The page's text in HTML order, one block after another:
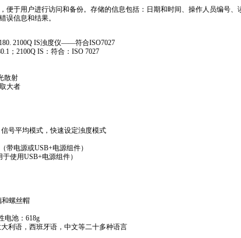
便于用户进行访问和备份。存储的信息包括：日期和时间、操作人员编号
误信息和结果。
2100Q IS浊度仪——符合ISO7027
；2100Q IS：符合：ISO 7027
散射
大者
号平均模式，快速设定浊度模式
带电源或USB+电源组件）
使用USB+电源组件）
和螺丝帽
电池：618g
利语，西班牙语，中文等二十多种语言